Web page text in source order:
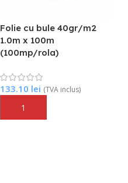
Folie cu bule 40gr/m2
1.0m x 100m
(100mp/rola)
133.10 lei (TVA inclus)
Adaugă În Coș